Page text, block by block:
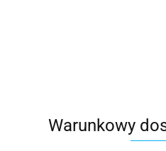
Warunkowy